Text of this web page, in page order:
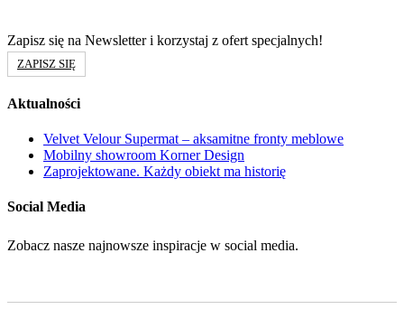
Zapisz się na Newsletter i korzystaj z ofert specjalnych!
ZAPISZ SIĘ
Aktualności
Velvet Velour Supermat – aksamitne fronty meblowe
Mobilny showroom Korner Design
Zaprojektowane. Każdy obiekt ma historię
Social Media
Zobacz nasze najnowsze inspiracje w social media.